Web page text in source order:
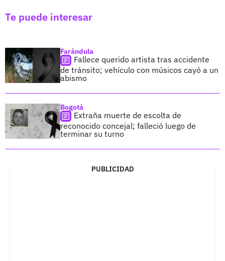
Te puede interesar
Farándula
Fallece querido artista tras accidente
de tránsito; vehículo con músicos cayó a un
abismo
Bogotá
Extraña muerte de escolta de
reconocido concejal; falleció luego de
terminar su turno
PUBLICIDAD